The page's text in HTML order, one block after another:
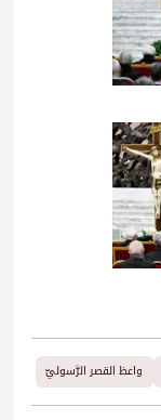
واعظ القصر الرَّسوليّ